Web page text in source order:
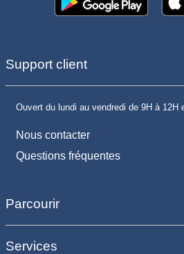
Support client
Ouvert du lundi au vendredi de 9H à 12H
Nous contacter
Questions fréquentes
Parcourir
Services